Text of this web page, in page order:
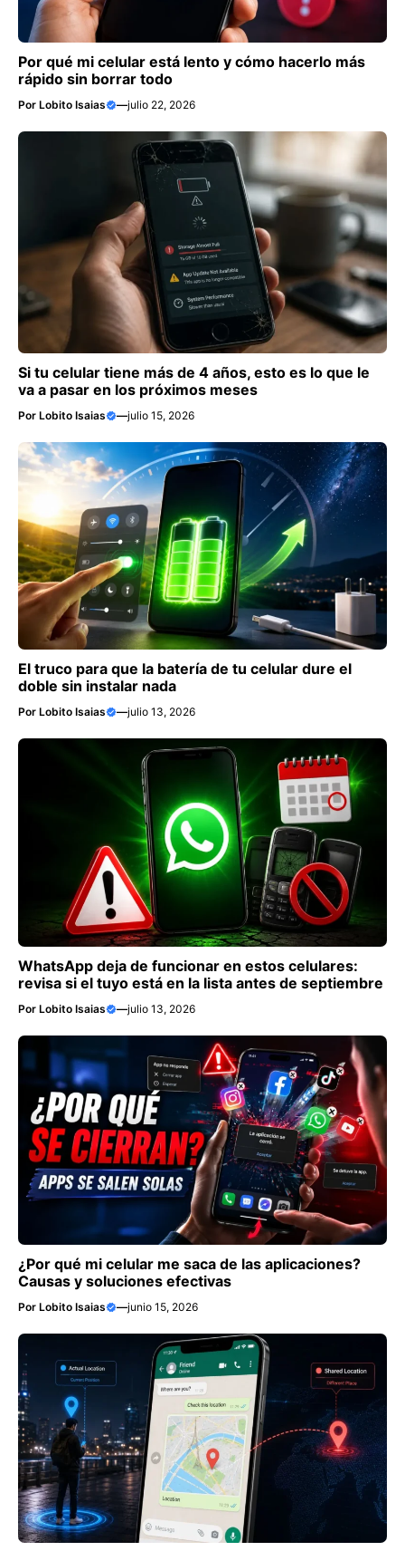
Por qué mi celular está lento y cómo hacerlo más
rápido sin borrar todo
Por Lobito Isaias —julio 22, 2026
Si tu celular tiene más de 4 años, esto es lo que le
va a pasar en los próximos meses
Por Lobito Isaias —julio 15, 2026
El truco para que la batería de tu celular dure el
doble sin instalar nada
Por Lobito Isaias —julio 13, 2026
WhatsApp deja de funcionar en estos celulares:
revisa si el tuyo está en la lista antes de septiembre
Por Lobito Isaias —julio 13, 2026
¿Por qué mi celular me saca de las aplicaciones?
Causas y soluciones efectivas
Por Lobito Isaias —junio 15, 2026